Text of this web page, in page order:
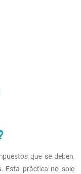
que se deben,
Esta práctica no solo